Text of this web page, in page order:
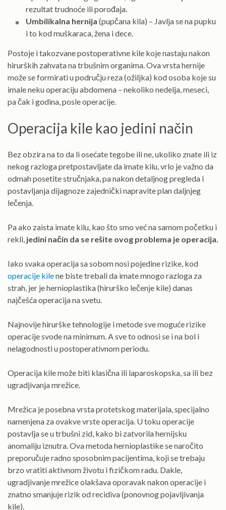
rezultat trudnoće ili porođaja.
Umbilikalna hernija (pupčana kila) – Javlja se na pupku
i to kod muškaraca, žena i dece.
Postoje i takozvane postoperativne kile koje nastaju nakon
hirurških zahvata na trbušnim organima. Ova vrsta hernije
može se formirati u području reza (ožiljka) kod osoba koje su
imale neku operaciju abdomena – nekoliko nedelja, meseci,
pa čak i godina, posle operacije.
Operacija kile kao jedini način
Bez obzira na to da li osećate tegobe ili ne, ukoliko znate ili iz
nekog razloga pretpostavljate da imate kilu, vrlo je važno da
odmah posetite stručnjaka, pa nakon detaljnog pregleda i
postavljanja dijagnoze zajednički napravite plan daljnjeg
lečenja.
Pa ako zaista imate kilu, kao što smo već na samom početku i
rekli, jedini način da se rešite ovog problema je operacija.
Iako svaka operacija sa sobom nosi pojedine rizike, kod
operacije kilene biste trebali da imate mnogo razloga za
strah, jer je hernioplastika (hirurško lečenje kile) danas
najčešća operacija na svetu.
Najnovije hirurške tehnologije i metode sve moguće rizike
operacije svode na minimum. A sve to odnosi se i na bol i
nelagodnosti u postoperativnom periodu.
Operacija kile može biti klasična ili laparoskopska, sa ili bez
ugradjivanja mrežice.
Mrežica je posebna vrsta protetskog materijala, specijalno
namenjena za ovakve vrste operacija. U toku operacije
postavlja se u trbušni zid, kako bi zatvorila hernijsku
anomaliju iznutra. Ova metoda hernioplastike se naročito
preporučuje radno sposobnim pacijentima, koji se trebaju
brzo vratiti aktivnom životu i fizičkom radu. Dakle,
ugradjivanje mrežice olakšava oporavak nakon operacije i
znatno smanjuje rizik od recidiva (ponovnog pojavljivanja
kile).